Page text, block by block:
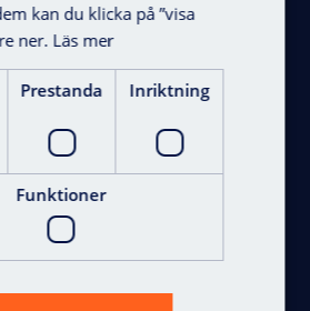
leading access control
buildings, offices, commercial
and public spaces. With
we are one of Scandinavia’s
control systems.
kan du klicka på ”visa
ner. Läs mer
Prestanda Inriktning
Funktioner